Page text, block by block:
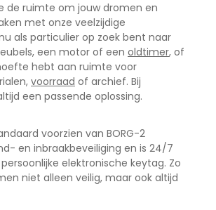
de ruimte om jouw dromen en
met onze veelzijdige
als particulier op zoek bent naar
een motor of een oldtimer, of
hebt aan ruimte voor
voorraad of archief. Bij
een passende oplossing.
voorzien van BORG-2
en inbraakbeveiliging en is 24/7
elektronische keytag. Zo
niet alleen veilig, maar ook altijd